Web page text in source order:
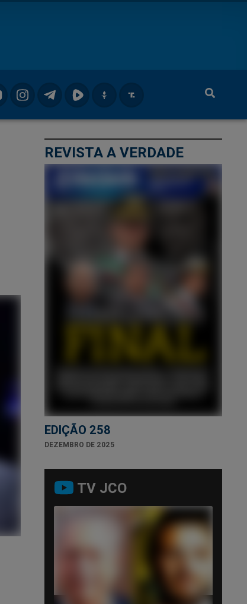
REVISTA A VERDADE
EDIÇÃO 258
DEZEMBRO DE 2025
TV JCO